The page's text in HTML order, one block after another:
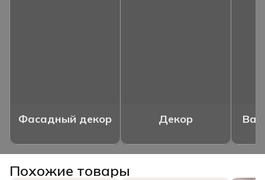
Фасадный декор Декор
Похожие товары